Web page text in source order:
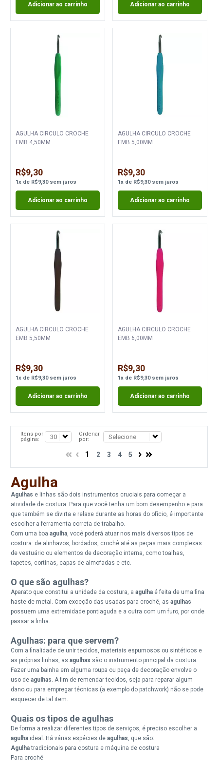
Adicionar ao carrinho Adicionar ao carrinho
AGULHA CIRCULO CROCHE
EMB 4,50MM
R$9,30
1x de R$9,30sem juros
Adicionar ao carrinho
AGULHA CIRCULO CROCHE
EMB 5,00MM
R$9,30
1xde R$9,30sem juros
Adicionar ao carrinho
AGULHA CIRCULO CROCHE
EMB 5,50MM
R$9,30
1x de R$9,30sem juros
Adicionar ao carrinho
AGULHA CIRCULO CROCHE
EMB 6,00MM
R$9,30
1xde R$9,30sem juros
Adicionar ao carrinho
Itens por
página:
Ordenar
por:
1 2 3 4 5
Agulha
Agulhas e linhas são dois instrumentos cruciais para começar a
atividade de costura. Para que você tenha um bom desempenho e para
que também se divirta e relaxe durante as horas do ofício, é importante
escolher a ferramenta correta de trabalho.
Com uma boaagulha, você poderá atuar nos mais diversos tipos de
costura: de alinhavos, bordados, crochê até as peças mais complexas
de vestuário ou elementos de decoração interna, como toalhas,
tapetes, cortinas, capas de almofadas e etc.
O que são agulhas?
Aparato que constitui a unidade da costura, aagulha é feita de uma fina
haste de metal. Com exceção das usadas para crochê, asagulhas
possuem uma extremidade pontiaguda e a outra com um furo, por onde
passar a linha.
Agulhas: para que servem?
Com a finalidade de unir tecidos, materiais espumosos ou sintéticos e
as próprias linhas, asagulhas são o instrumento principal da costura.
Fazer uma bainha em alguma roupa ou peça de decoração envolve o
uso deagulhas. A fim de remendar tecidos, seja para reparar algum
dano ou para empregar técnicas (a exemplo do patchwork) não se pode
esquecer de tal item.
Quais os tipos de agulhas
De forma a realizar diferentes tipos de serviços, é preciso escolher a
agulha ideal. Há várias espécies deagulhas, que são:
Agulhatradicionais para costura e máquina de costura
Para crochê